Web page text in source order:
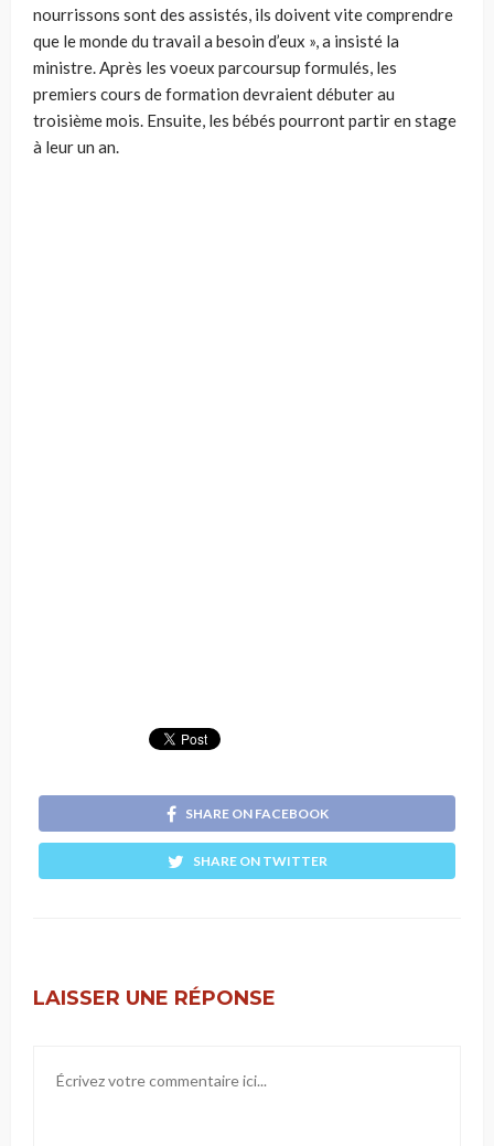
nourrissons sont des assistés, ils doivent vite comprendre
que le monde du travail a besoin d’eux », a insisté la
ministre. Après les voeux parcoursup formulés, les
premiers cours de formation devraient débuter au
troisième mois. Ensuite, les bébés pourront partir en stage
à leur un an.
SHARE ON FACEBOOK
SHARE ON TWITTER
LAISSER UNE RÉPONSE